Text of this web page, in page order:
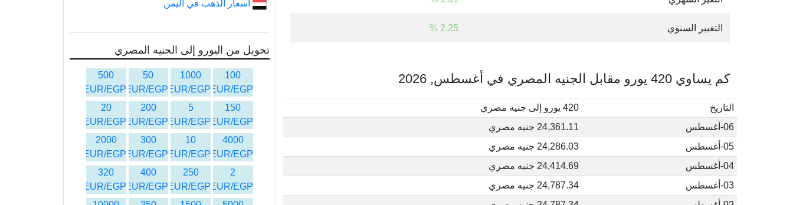
التغيير السنوي 2.25 %
كم يساوي 420 يورو مقابل الجنيه المصري في أغسطس, 2026
التاريخ
420 يورو إلى جنيه مصري
06-أغسطس
24,361.11 جنيه مصري
05-أغسطس
24,286.03 جنيه مصري
04-أغسطس
24,414.69 جنيه مصري
03-أغسطس
24,787.34 جنيه مصري
أسعار الذهب في اليمن
تحويل من اليورو إلى الجنيه المصري
100
EUR/EGP
1000
EUR/EGP
50
EUR/EGP
500
EUR/EGP
150
EUR/EGP
5
EUR/EGP
200
EUR/EGP
20
EUR/EGP
4000
EUR/EGP
10
EUR/EGP
300
EUR/EGP
2000
EUR/EGP
2
EUR/EGP
250
EUR/EGP
400
EUR/EGP
320
EUR/EGP